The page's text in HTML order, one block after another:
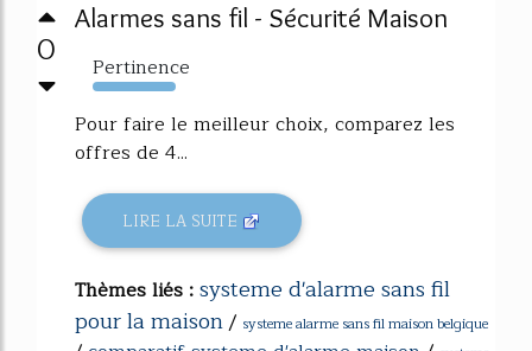
0
Alarmes sans fil - Sécurité Maison
Pertinence
2143%
Pour faire le meilleur choix, comparez les
offres de 4...
LIRE LA SUITE
Thèmes liés :systeme d'alarme sans fil
pour la maison/ systeme alarme sans fil maison belgique